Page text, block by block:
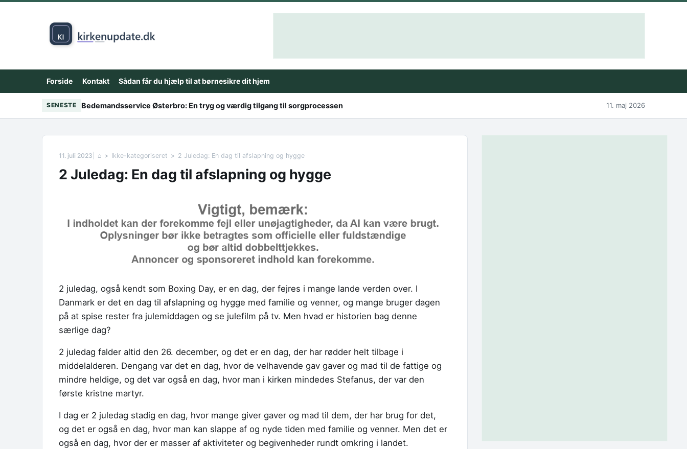
Forside Kontakt Sådan får du hjælp til at børnesikre dit hjem
SENESTE Bedemandsservice Østerbro: En tryg og værdig tilgang til sorgprocessen 11. maj 2026
11. juli 2023 ⌂ Ikke-kategoriseret 2 Juledag: En dag til afslapning og hygge
2 Juledag: En dag til afslapning og hygge
2 juledag, også kendt som Boxing Day, er en dag, der fejres i mange lande verden over. I
Danmark er det en dag til afslapning og hygge med familie og venner, og mange bruger dagen
på at spise rester fra julemiddagen og se julefilm på tv. Men hvad er historien bag denne
særlige dag?
2 juledag falder altid den 26. december, og det er en dag, der har rødder helt tilbage i
middelalderen. Dengang var det en dag, hvor de velhavende gav gaver og mad til de fattige og
mindre heldige, og det var også en dag, hvor man i kirken mindedes Stefanus, der var den
første kristne martyr.
I dag er 2 juledag stadig en dag, hvor mange giver gaver og mad til dem, der har brug for det,
og det er også en dag, hvor man kan slappe af og nyde tiden med familie og venner. Men det er
også en dag, hvor der er masser af aktiviteter og begivenheder rundt omkring i landet.